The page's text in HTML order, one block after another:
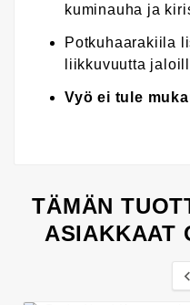
kuminauha ja
Potkuhaarakiila
liikkuvuutta
Vyö ei tule
TÄMÄN
ASIAKKAAT
